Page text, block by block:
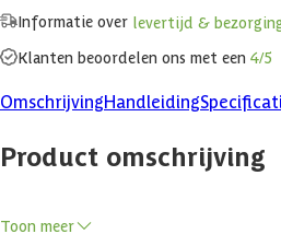
Informatie over levertijd &
Klanten beoordelen ons met een 4/5
OmschrijvingHandleiding
Product omschrijving
wanden van 45 of 60 mm dik, wat
Toon meer